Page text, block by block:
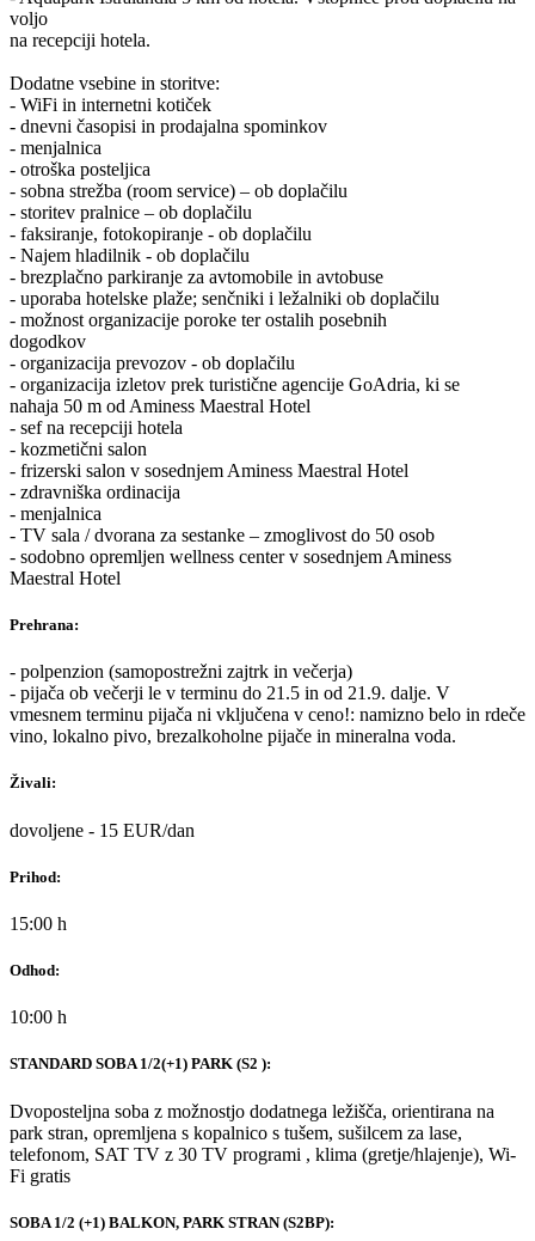
voljo
na recepciji hotela.
Dodatne vsebine in storitve:
- WiFi in internetni kotiček
- dnevni časopisi in prodajalna spominkov
- menjalnica
- otroška posteljica
- sobna strežba (room service) – ob doplačilu
- storitev pralnice – ob doplačilu
- faksiranje, fotokopiranje - ob doplačilu
- Najem hladilnik - ob doplačilu
- brezplačno parkiranje za avtomobile in avtobuse
- uporaba hotelske plaže; senčniki i ležalniki ob doplačilu
- možnost organizacije poroke ter ostalih posebnih
dogodkov
- organizacija prevozov - ob doplačilu
- organizacija izletov prek turistične agencije GoAdria, ki se
nahaja 50 m od Aminess Maestral Hotel
- sef na recepciji hotela
- kozmetični salon
- frizerski salon v sosednjem Aminess Maestral Hotel
- zdravniška ordinacija
- menjalnica
- TV sala / dvorana za sestanke – zmoglivost do 50 osob
- sodobno opremljen wellness center v sosednjem Aminess
Maestral Hotel
Prehrana:
- polpenzion (samopostrežni zajtrk in večerja)
- pijača ob večerji le v terminu do 21.5 in od 21.9. dalje. V
vmesnem terminu pijača ni vključena v ceno!: namizno belo in rdeče
vino, lokalno pivo, brezalkoholne pijače in mineralna voda.
Živali:
dovoljene - 15 EUR/dan
Prihod:
15:00 h
Odhod:
10:00 h
STANDARD SOBA 1/2(+1) PARK (S2 ):
Dvoposteljna soba z možnostjo dodatnega ležišča, orientirana na
park stran, opremljena s kopalnico s tušem, sušilcem za lase,
telefonom, SAT TV z 30 TV programi , klima (gretje/hlajenje), Wi-
Fi gratis
SOBA 1/2 (+1) BALKON, PARK STRAN (S2BP):